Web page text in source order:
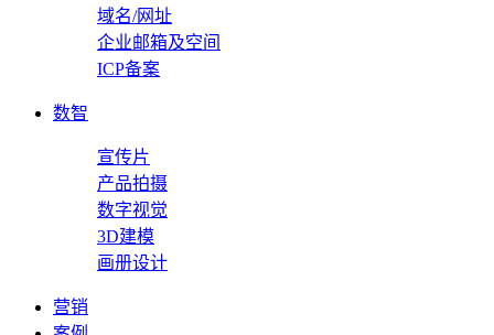
域名/网址
企业邮箱及空间
ICP备案
数智
宣传片
产品拍摄
数字视觉
3D建模
画册设计
营销